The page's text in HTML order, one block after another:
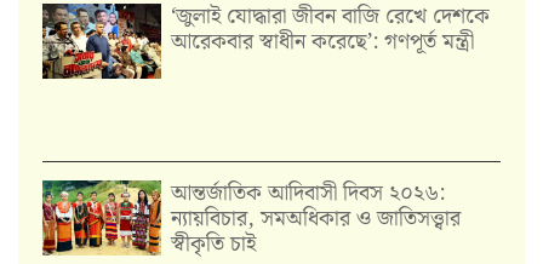
‘জুলাই যোদ্ধারা জীবন বাজি রেখে দেশকে
আরেকবার স্বাধীন করেছে’: গণপূর্ত মন্ত্রী
আন্তর্জাতিক আদিবাসী দিবস ২০২৬:
ন্যায়বিচার, সমঅধিকার ও জাতিসত্ত্বার
স্বীকৃতি চাই